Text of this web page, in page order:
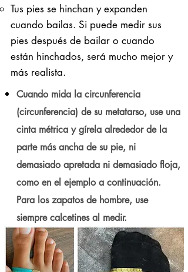
Tus pies se hinchan y expanden
cuando bailas. Si puede medir sus
pies después de bailar o cuando
están hinchados, será mucho mejor y
más realista.
Cuando mida la circunferencia
(circunferencia) de su metatarso, use una
cinta métrica y gírela alrededor de la
parte más ancha de su pie, ni
demasiado apretada ni demasiado floja,
como en el ejemplo a continuación.
Para los zapatos de hombre, use
siempre calcetines al medir.